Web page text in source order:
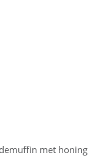
met honing